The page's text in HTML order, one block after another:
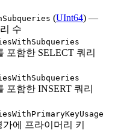
(UInt64) —
수
함한 SELECT 쿼리
함한 INSERT 쿼리
에 프라이머리 키